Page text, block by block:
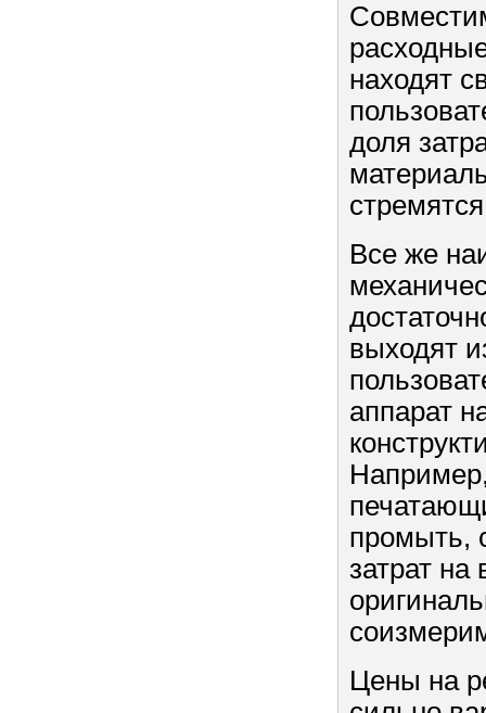
находят
доля
Все же
выходят
аппарат
промыть,
затрат
Цены на